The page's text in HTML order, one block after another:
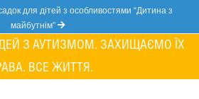
для дітей з особливостями “Дитина з
майбутнім”
З АУТИЗМОМ. ЗАХИЩАЄМО ЇХ
ВСЕ ЖИТТЯ.